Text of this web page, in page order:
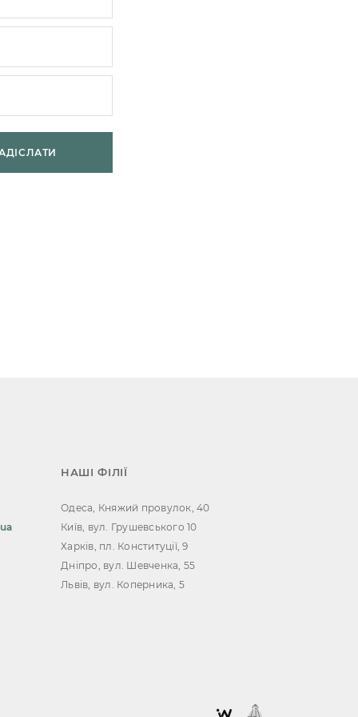
НАШІ ФІЛІЇ
Одеса, Княжий провулок, 40
Київ, вул. Грушевського 10
Харків, пл. Конституції, 9
Дніпро, вул. Шевченка, 55
Львів, вул. Коперника, 5